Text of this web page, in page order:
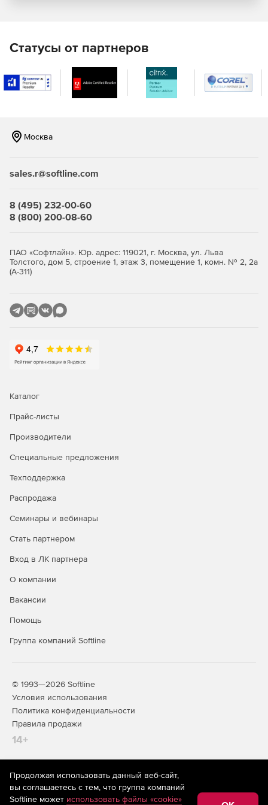
Современная защита от угроз сети.
экран функционирует на основе правил, защита
браузера и функция блокирования общих точек
уязвимости (GE) защищают от несанкционированной
загрузки вредоносных программ и сетевых атак.
получать ясную картину угроз и оперативно
Статусы от партнеров
Москва
sales.r@softline.com
8 (495) 232-00-60
8 (800) 200-08-60
ПАО «Софтлайн». Юр. адрес: 119021, г. Москва, ул. Льва
Толстого, дом 5, строение 1, этаж 3, помещение 1, комн. № 2, 2а
(А-311)
Каталог
Прайс-листы
Производители
Специальные предложения
Техподдержка
Распродажа
Семинары и вебинары
Стать партнером
Вход в ЛК партнера
О компании
Вакансии
Помощь
Группа компаний Softline
© 1993—2026 Softline
Условия использования
Политика конфиденциальности
Правила продажи
14+
На информационном ресурсе store.softline.ru применяются
рекомендательные технологии(информационные технологии
предоставления информации на основе сбора,
Продолжая использовать данный веб-сайт,
вы соглашаетесь с тем, что группа компаний
Softline может использовать файлы «cookie»